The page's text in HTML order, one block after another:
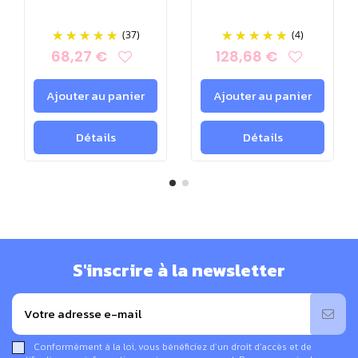
(MPR II, DIN prEN 50279).
Grâce à son inclinaison à 45°, chaque prise peut être
utilisée de manière optimale.
pour répondre à vos différents besoins. Ainsi, si vous
D'un autre côté, pour ceux qui ont besoin de brancher un
grand nombre d'appareils, la
multiprise blindée Danell 9
prisessera l'option parfaite.
(37)
68,27 €
Ajouter au panier
Détails
(4)
128,68 €
Ajouter au panier
Détails
S'inscrire à la newsletter
Conformément à la loi, vous bénéficiez d’un droit d’accès et de